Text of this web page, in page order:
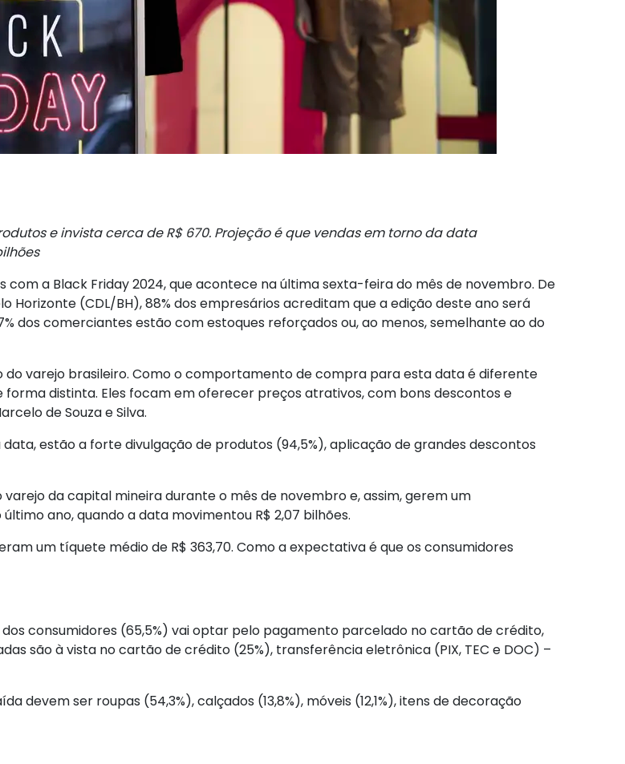
e invista cerca de R$ 670. Projeção é que vendas em torno da data
a Black Friday 2024, que acontece na última sexta-feira do mês de novembro. De
Horizonte (CDL/BH), 88% dos empresários acreditam que a edição deste ano será
dos comerciantes estão com estoques reforçados ou, ao menos, semelhante ao do
do varejo brasileiro. Como o comportamento de compra para esta data é diferente
distinta. Eles focam em oferecer preços atrativos, com bons descontos e
de Souza e Silva.
estão a forte divulgação de produtos (94,5%), aplicação de grandes descontos
da capital mineira durante o mês de novembro e, assim, gerem um
ano, quando a data movimentou R$ 2,07 bilhões.
um tíquete médio de R$ 363,70. Como a expectativa é que os consumidores
consumidores (65,5%) vai optar pelo pagamento parcelado no cartão de crédito,
são à vista no cartão de crédito (25%), transferência eletrônica (PIX, TEC e DOC) –
devem ser roupas (54,3%), calçados (13,8%), móveis (12,1%), itens de decoração